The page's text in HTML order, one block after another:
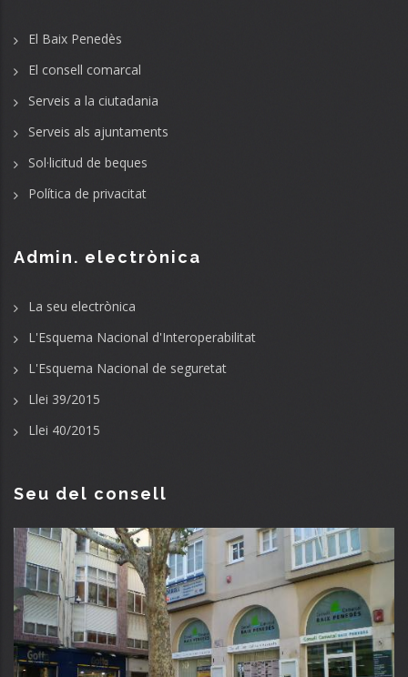
El Baix Penedès
El consell comarcal
Serveis a la ciutadania
Serveis als ajuntaments
Sol·licitud de beques
Política de privacitat
Admin. electrònica
La seu electrònica
L'Esquema Nacional d'Interoperabilitat
L'Esquema Nacional de seguretat
Llei 39/2015
Llei 40/2015
Seu del consell